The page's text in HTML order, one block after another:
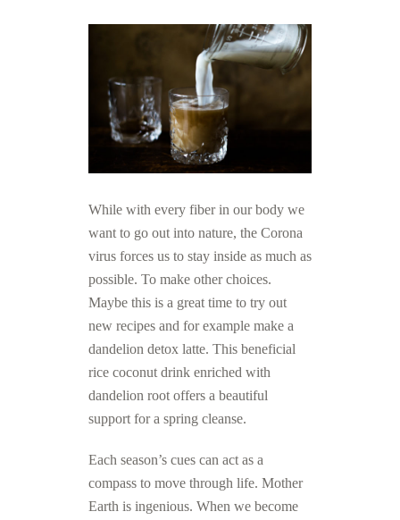
While with every fiber in our body we
want to go out into nature, the Corona
virus forces us to stay inside as much as
possible. To make other choices.
Maybe this is a great time to try out
new recipes and for example make a
dandelion detox latte. This beneficial
rice coconut drink enriched with
dandelion root offers a beautiful
support for a spring cleanse.
Each season’s cues can act as a
compass to move through life. Mother
Earth is ingenious. When we become